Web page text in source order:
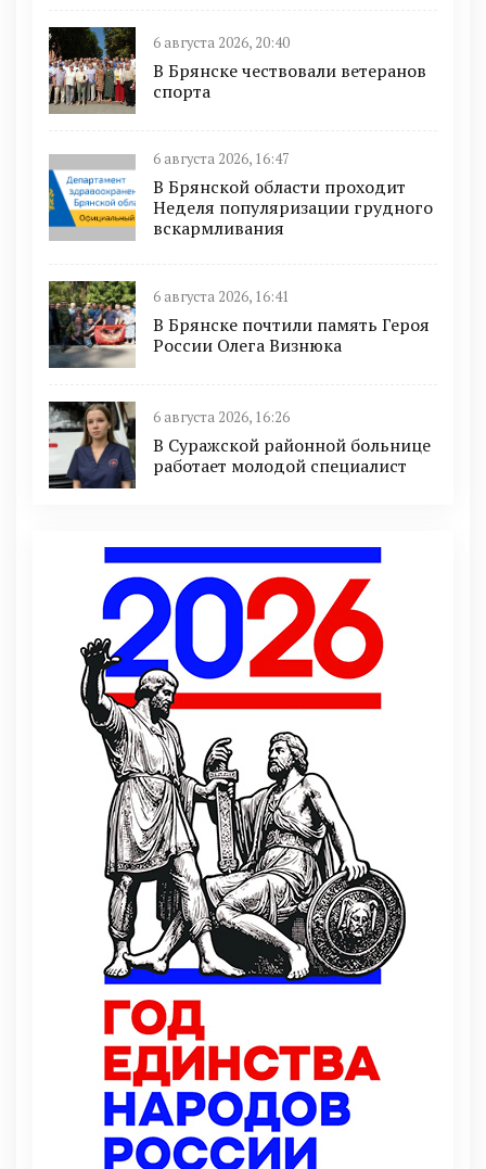
6 августа 2026, 20:40
В Брянске чествовали ветеранов
спорта
6 августа 2026, 16:47
В Брянской области проходит
Неделя популяризации грудного
вскармливания
6 августа 2026, 16:41
В Брянске почтили память Героя
России Олега Визнюка
6 августа 2026, 16:26
В Суражской районной больнице
работает молодой специалист